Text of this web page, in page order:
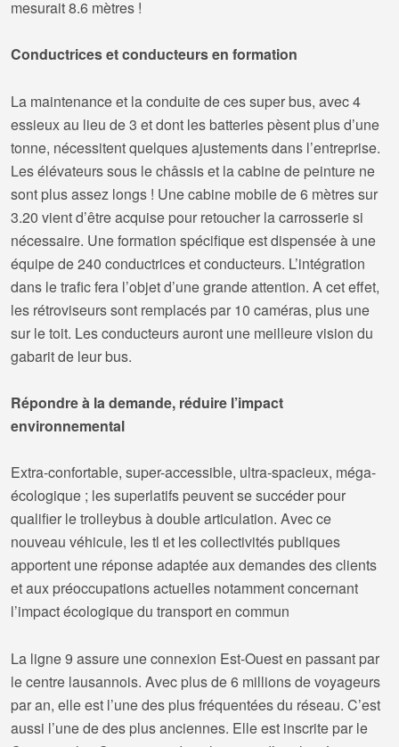
mesurait 8.6 mètres !
Conductrices et conducteurs en formation
La maintenance et la conduite de ces super bus, avec 4
essieux au lieu de 3 et dont les batteries pèsent plus d’une
tonne, nécessitent quelques ajustements dans l’entreprise.
Les élévateurs sous le châssis et la cabine de peinture ne
sont plus assez longs ! Une cabine mobile de 6 mètres sur
3.20 vient d’être acquise pour retoucher la carrosserie si
nécessaire. Une formation spécifique est dispensée à une
équipe de 240 conductrices et conducteurs. L’intégration
dans le trafic fera l’objet d’une grande attention. A cet effet,
les rétroviseurs sont remplacés par 10 caméras, plus une
sur le toit. Les conducteurs auront une meilleure vision du
gabarit de leur bus.
Répondre à la demande, réduire l’impact
environnemental
Extra-confortable, super-accessible, ultra-spacieux, méga-
écologique ; les superlatifs peuvent se succéder pour
qualifier le trolleybus à double articulation. Avec ce
nouveau véhicule, les tl et les collectivités publiques
apportent une réponse adaptée aux demandes des clients
et aux préoccupations actuelles notamment concernant
l’impact écologique du transport en commun
La ligne 9 assure une connexion Est-Ouest en passant par
le centre lausannois. Avec plus de 6 millions de voyageurs
par an, elle est l’une des plus fréquentées du réseau. C’est
aussi l’une de des plus anciennes. Elle est inscrite par le